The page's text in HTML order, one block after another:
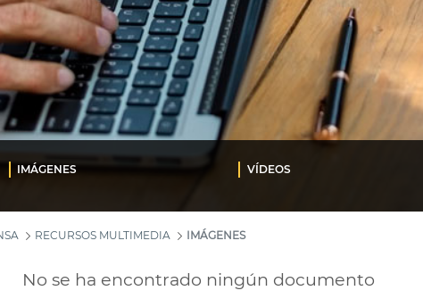
IMÁGENES VÍDEOS
RECURSOS MULTIMEDIA IMÁGENES
No se ha encontrado ningún documento